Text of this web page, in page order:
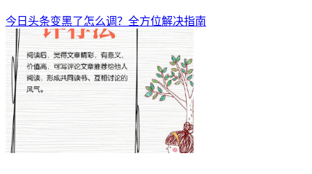
今日头条变黑了怎么调？全方位解决指南